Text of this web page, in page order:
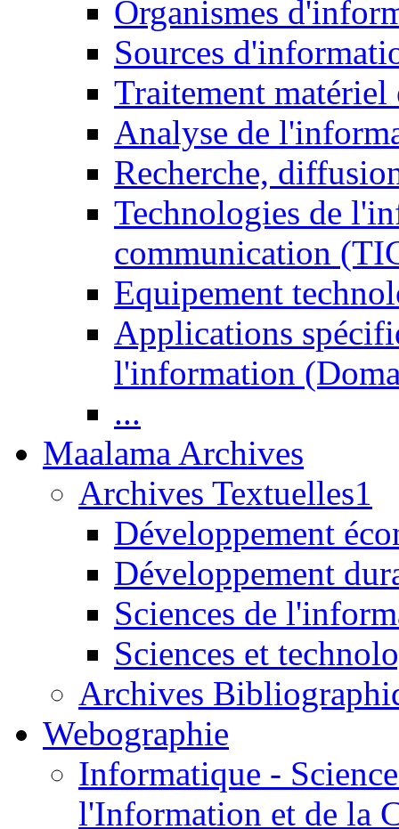
Organismes
Sources
Traitement matériel
Analyse de
Recherche,
Technologies de
communication
Equipement
Applications
l'information
...
Maalama Archives
Archives Textuelles1
Développement
Développement
Sciences de
Sciences et
Archives
Webographie
Informatique -
l'Information et de la